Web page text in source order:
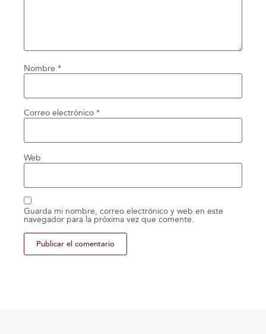
Nombre *
Correo electrónico *
Web
Guarda mi nombre, correo electrónico y web en este
navegador para la próxima vez que comente.